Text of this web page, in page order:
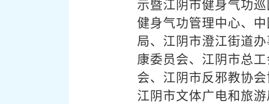
示暨江阴市健身气功
健身气功管理中心、
局、江阴市澄江街道
康委员会、江阴市总
会、江阴市反邪教协
江阴市文体广电和旅